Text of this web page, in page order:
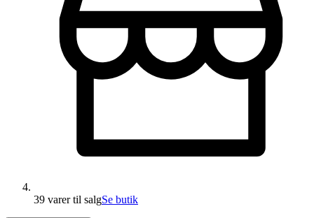
39 varertil salgSe butik